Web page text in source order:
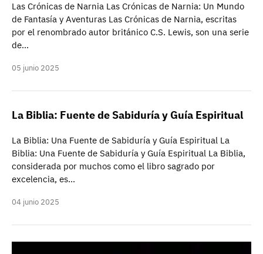
Las Crónicas de Narnia Las Crónicas de Narnia: Un Mundo
de Fantasía y Aventuras Las Crónicas de Narnia, escritas
por el renombrado autor británico C.S. Lewis, son una serie
de…
05 junio 2025
La Biblia: Fuente de Sabiduría y Guía Espiritual
La Biblia: Una Fuente de Sabiduría y Guía Espiritual La
Biblia: Una Fuente de Sabiduría y Guía Espiritual La Biblia,
considerada por muchos como el libro sagrado por
excelencia, es…
04 junio 2025